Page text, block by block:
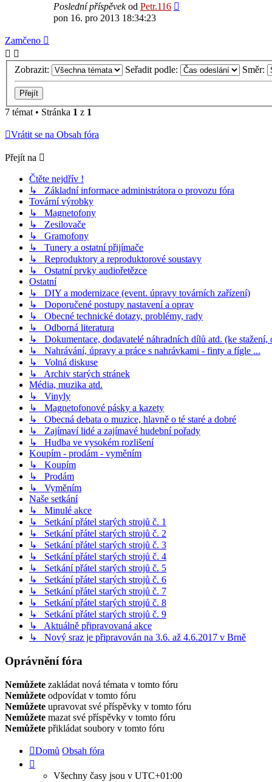
Poslední příspěvekod Petr.116
pon 16. pro 2013 18:34:23
Zamčeno
Zobrazit: Seřadit podle: Směr:
7 témat • Stránka 1 z 1
Vrátit se na Obsah fóra
Přejít na
Čtěte nejdřív !
↳ Základní informace administrátora o provozu fóra
Tovární výrobky
↳ Magnetofony
↳ Zesilovače
↳ Gramofony
↳ Tunery a ostatní přijímače
↳ Reproduktory a reproduktorové soustavy
↳ Ostatní prvky audiořetězce
Ostatní
↳ DIY a modernizace (event. úpravy továrních zařízení)
↳ Doporučené postupy nastavení a oprav
↳ Obecné technické dotazy, problémy, rady
↳ Odborná literatura
↳ Dokumentace, dodavatelé náhradních dílů atd. (ke stažení,
↳ Nahrávání, úpravy a práce s nahrávkami - finty a fígle ...
↳ Volná diskuse
↳ Archiv starých stránek
Média, muzika atd.
↳ Vinyly
↳ Magnetofonové pásky a kazety
↳ Obecná debata o muzice, hlavně o té staré a dobré
↳ Zajímaví lidé a zajímavé hudební pořady
↳ Hudba ve vysokém rozlišení
Koupím - prodám - vyměním
↳ Koupím
↳ Prodám
↳ Vyměním
Naše setkání
↳ Minulé akce
↳ Setkání přátel starých strojů č. 1
↳ Setkání přátel starých strojů č. 2
↳ Setkání přátel starých strojů č. 3
↳ Setkání přátel starých strojů č. 4
↳ Setkání přátel starých strojů č. 5
↳ Setkání přátel starých strojů č. 6
↳ Setkání přátel starých strojů č. 7
↳ Setkání přátel starých strojů č. 8
↳ Setkání přátel starých strojů č. 9
↳ Aktuálně připravovaná akce
↳ Nový sraz je připravován na 3.6. až 4.6.2017 v Brně
Oprávnění fóra
Nemůžete zakládat nová témata v tomto fóru
Nemůžete odpovídat v tomto fóru
Nemůžete upravovat své příspěvky v tomto fóru
Nemůžete mazat své příspěvky v tomto fóru
Nemůžete přikládat soubory v tomto fóru
Domů Obsah fóra
Všechny časy jsou v UTC+01:00